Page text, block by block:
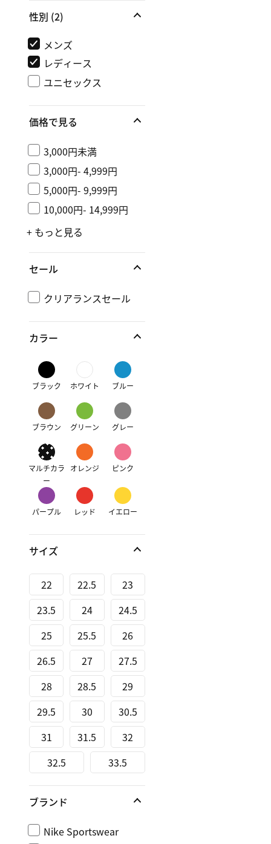
性別 (2)
メンズ
レディース
ユニセックス
価格で見る
3,000円未満
3,000円- 4,999円
5,000円- 9,999円
10,000円- 14,999円
+ もっと見る
セール
クリアランスセール
カラー
ブラック ホワイト ブルー
ブラウン グリーン グレー
マルチカラ
ー
オレンジ ピンク
パープル レッド イエロー
サイズ
22 22.5
23
23.5
24
24.5
25
25.5
26
26.5
27
27.5
28
28.5
29
29.5
30
30.5
31
31.5
32
32.5
33.5
ブランド
Nike Sportswear